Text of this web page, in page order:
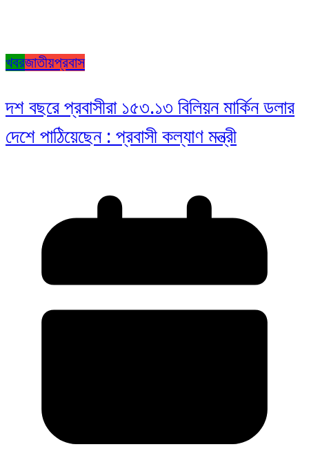
খবরজাতীয়প্রবাস
দশ বছরে প্রবাসীরা ১৫৩.১৩ বিলিয়ন মার্কিন ডলার
দেশে পাঠিয়েছেন : প্রবাসী কল্যাণ মন্ত্রী